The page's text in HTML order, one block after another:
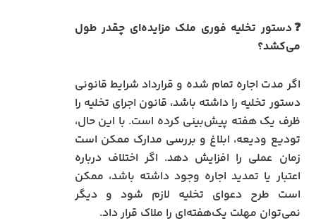
❓دستور تخلیه فوری ملک مزایده‌ای چقدر طول
می‌کشد؟
اگر مدت اجاره تمام شده و قرارداد شرایط قانونی
دستور تخلیه را داشته باشد، قانون اجرای تخلیه را
ظرف یک هفته پیش‌بینی کرده است. با این حال،
تودیع ودیعه، ابلاغ و بررسی مدارک ممکن است
زمان عملی را افزایش دهد. اگر اختلاف درباره
اعتبار یا تمدید اجاره وجود داشته باشد، ممکن
است طرح دعوای تخلیه لازم شود و دیگر
نمی‌توان مهلت یک‌هفته‌ای را ملاک قرار داد.